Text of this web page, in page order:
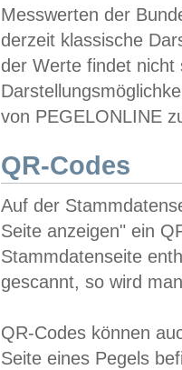
Messwerten der
derzeit klassische
der Werte findet
von PEGELONLINE
QR-Codes
Auf der
Seite anzeigen" ein
Stammdatenseite
gescannt, so wird
QR-Codes können
Seite eines Pegels